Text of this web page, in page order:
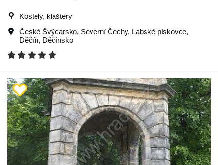
Kostely, kláštery
České Švýcarsko, Severní Čechy, Labské pískovce,
Děčín, Děčínsko